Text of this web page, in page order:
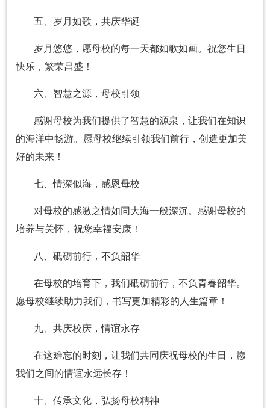
五、岁月如歌，共庆华诞
岁月悠悠，愿母校的每一天都如歌如画。祝您生日
快乐，繁荣昌盛！
六、智慧之源，母校引领
感谢母校为我们提供了智慧的源泉，让我们在知识
的海洋中畅游。愿母校继续引领我们前行，创造更加美
好的未来！
七、情深似海，感恩母校
对母校的感激之情如同大海一般深沉。感谢母校的
培养与关怀，祝您幸福安康！
八、砥砺前行，不负韶华
在母校的培育下，我们砥砺前行，不负青春韶华。
愿母校继续助力我们，书写更加精彩的人生篇章！
九、共庆校庆，情谊永存
在这难忘的时刻，让我们共同庆祝母校的生日，愿
我们之间的情谊永远长存！
十、传承文化，弘扬母校精神